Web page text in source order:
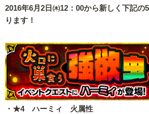
2016年6月2日㈭12：00から新しく下記の
ります！
・★4 ハーミィ 火属性